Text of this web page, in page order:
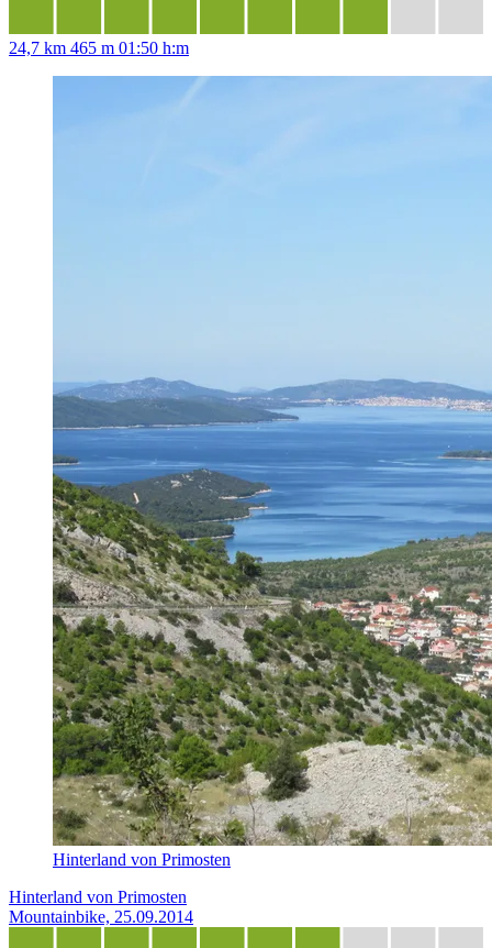
24,7 km 465 m 01:50 h:m
Hinterland von Primosten
Hinterland von Primosten
Mountainbike, 25.09.2014